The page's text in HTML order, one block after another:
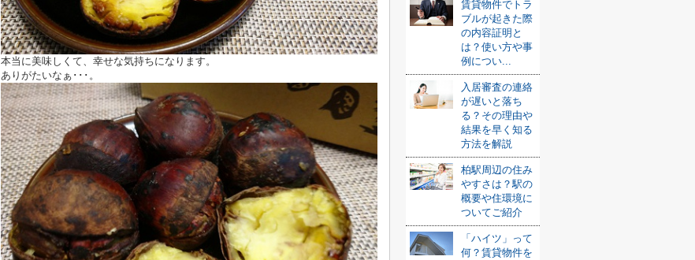
本当に美味しくて、幸せな気持ちになります。
ありがたいなぁ･･･。
賃貸物件でトラ
ブルが起きた際
の内容証明と
は？使い方や事
例につい...
入居審査の連絡
が遅いと落ち
る？その理由や
結果を早く知る
方法を解説
柏駅周辺の住み
やすさは？駅の
概要や住環境に
ついてご紹介
「ハイツ」って
何？賃貸物件を